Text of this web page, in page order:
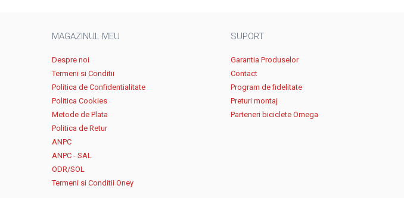
MAGAZINUL MEU
Despre noi
Termeni si Conditii
Politica de Confidentialitate
Politica Cookies
Metode de Plata
Politica de Retur
ANPC
ANPC - SAL
ODR/SOL
Termeni si Conditii Oney
SUPORT
Garantia Produselor
Contact
Program de fidelitate
Preturi montaj
Parteneri biciclete Omega